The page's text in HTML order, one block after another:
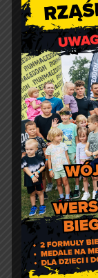
e-
adres email:
tel. 44 631-
Godziny
pon.: 9:00 –
wt. – pt.:
Jakość